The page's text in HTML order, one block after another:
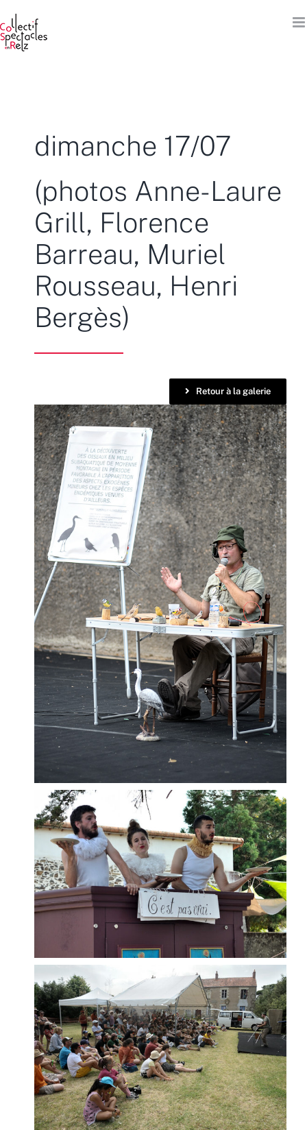
au
contenu
dimanche 17/07
(photos Anne-Laure
Grill, Florence
Barreau, Muriel
Rousseau, Henri
Bergès)
Retour à la galerie